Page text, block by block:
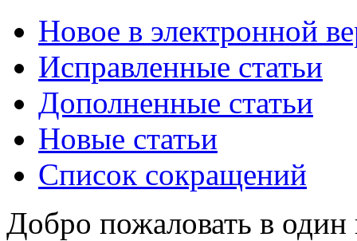
Новое в электронной
Исправленные статьи
Дополненные статьи
Новые статьи
Список сокращений
Добро пожаловать в